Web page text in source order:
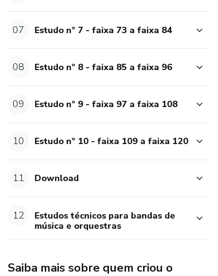
07 Estudo nº 7 - faixa 73 a faixa 84
08 Estudo nº 8 - faixa 85 a faixa 96
09 Estudo nº 9 - faixa 97 a faixa 108
10 Estudo nº 10 - faixa 109 a faixa 120
11 Download
12
Estudos técnicos para bandas de
música e orquestras
Saiba mais sobre quem criou o